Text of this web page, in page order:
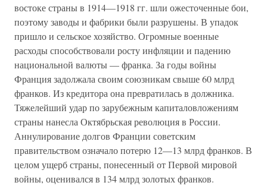
востоке страны в 1914—1918 гг. шли ожесточенные бои,
поэтому заводы и фабрики были разрушены. В упадок
пришло и сельское хозяйство. Огромные военные
расходы способствовали росту инфляции и падению
национальной валюты — франка. За годы войны
Франция задолжала своим союзникам свыше 60 млрд
франков. Из кредитора она превратилась в должника.
Тяжелейший удар по зарубежным капиталовложениям
страны нанесла Октябрьская революция в России.
Аннулирование долгов Франции советским
правительством означало потерю 12—13 млрд франков. В
целом ущерб страны, понесенный от Первой мировой
войны, оценивался в 134 млрд золотых франков.